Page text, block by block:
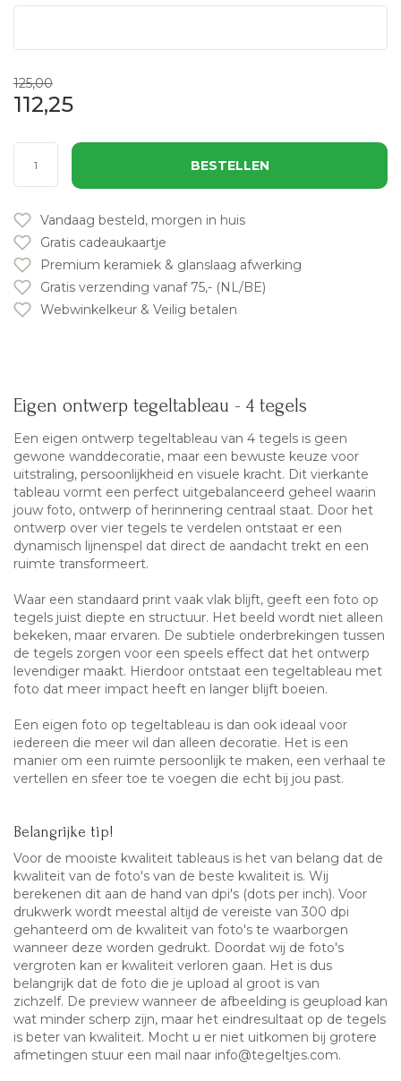
125,00
112,25
BESTELLEN
Vandaag besteld, morgen in huis
Gratis cadeaukaartje
Premium keramiek & glanslaag afwerking
Gratis verzending vanaf 75,- (NL/BE)
Webwinkelkeur & Veilig betalen
Eigen ontwerp tegeltableau - 4 tegels
Een eigen ontwerp tegeltableau van 4 tegels is geen
gewone wanddecoratie, maar een bewuste keuze voor
uitstraling, persoonlijkheid en visuele kracht. Dit vierkante
tableau vormt een perfect uitgebalanceerd geheel waarin
jouw foto, ontwerp of herinnering centraal staat. Door het
ontwerp over vier tegels te verdelen ontstaat er een
dynamisch lijnenspel dat direct de aandacht trekt en een
ruimte transformeert.
Waar een standaard print vaak vlak blijft, geeft een foto op
tegels juist diepte en structuur. Het beeld wordt niet alleen
bekeken, maar ervaren. De subtiele onderbrekingen tussen
de tegels zorgen voor een speels effect dat het ontwerp
levendiger maakt. Hierdoor ontstaat een tegeltableau met
foto dat meer impact heeft en langer blijft boeien.
Een eigen foto op tegeltableau is dan ook ideaal voor
iedereen die meer wil dan alleen decoratie. Het is een
manier om een ruimte persoonlijk te maken, een verhaal te
vertellen en sfeer toe te voegen die echt bij jou past.
Belangrijke tip!
Voor de mooiste kwaliteit tableaus is het van belang dat de
kwaliteit van de foto's van de beste kwaliteit is. Wij
berekenen dit aan de hand van dpi's (dots per inch). Voor
drukwerk wordt meestal altijd de vereiste van 300 dpi
gehanteerd om de kwaliteit van foto's te waarborgen
wanneer deze worden gedrukt. Doordat wij de foto's
vergroten kan er kwaliteit verloren gaan. Het is dus
belangrijk dat de foto die je upload al groot is van
zichzelf. De preview wanneer de afbeelding is geupload kan
wat minder scherp zijn, maar het eindresultaat op de tegels
is beter van kwaliteit. Mocht u er niet uitkomen bij grotere
afmetingen stuur een mail naar info@tegeltjes.com.